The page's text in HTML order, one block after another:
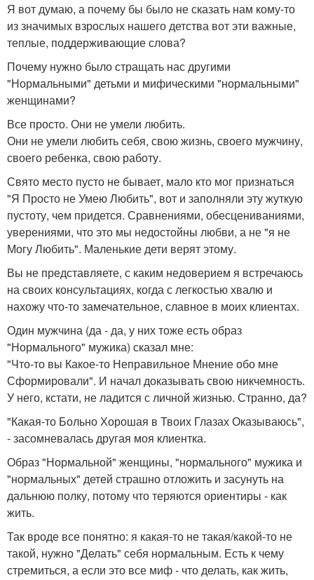
Я вот думаю, а почему бы было не сказать нам кому-то
из значимых взрослых нашего детства вот эти важные,
теплые, поддерживающие слова?
Почему нужно было стращать нас другими
"Нормальными" детьми и мифическими "нормальными"
женщинами?
Все просто. Они не умели любить.
Они не умели любить себя, свою жизнь, своего мужчину,
своего ребенка, свою работу.
Свято место пусто не бывает, мало кто мог признаться
"Я Просто не Умею Любить", вот и заполняли эту жуткую
пустоту, чем придется. Сравнениями, обесцениваниями,
уверениями, что это мы недостойны любви, а не "я не
Могу Любить". Маленькие дети верят этому.
Вы не представляете, с каким недоверием я встречаюсь
на своих консультациях, когда с легкостью хвалю и
нахожу что-то замечательное, славное в моих клиентах.
Один мужчина (да - да, у них тоже есть образ
"Нормального" мужика) сказал мне:
"Что-то вы Какое-то Неправильное Мнение обо мне
Сформировали". И начал доказывать свою никчемность.
У него, кстати, не ладится с личной жизнью. Странно, да?
"Какая-то Больно Хорошая в Твоих Глазах Оказываюсь",
- засомневалась другая моя клиентка.
Образ "Нормальной" женщины, "нормального" мужика и
"нормальных" детей страшно отложить и засунуть на
дальнюю полку, потому что теряются ориентиры - как
жить.
Так вроде все понятно: я какая-то не такая/какой-то не
такой, нужно "Делать" себя нормальным. Есть к чему
стремиться, а если это все миф - что делать, как жить,